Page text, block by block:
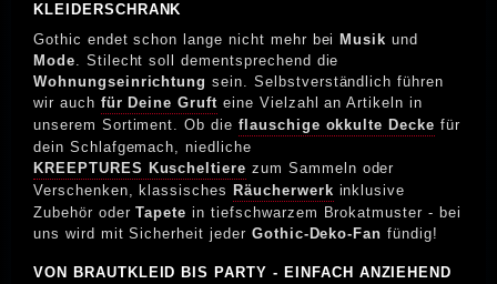
KLEIDERSCHRANK
Gothic endet schon lange nicht mehr bei Musik und
Mode. Stilecht soll dementsprechend die
Wohnungseinrichtung sein. Selbstverständlich führen
wir auch für Deine Gruft eine Vielzahl an Artikeln in
unserem Sortiment. Ob die flauschige okkulte Decke für
dein Schlafgemach, niedliche
KREEPTURES Kuscheltiere zum Sammeln oder
Verschenken, klassisches Räucherwerk inklusive
Zubehör oderTapete in tiefschwarzem Brokatmuster - bei
uns wird mit Sicherheit jeder Gothic-Deko-Fan fündig!
VON BRAUTKLEID BIS PARTY - EINFACH ANZIEHEND